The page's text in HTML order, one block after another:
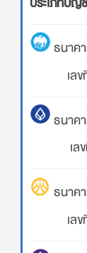
ธนาค
เล
ธนาค
เ
ธนาค
เล